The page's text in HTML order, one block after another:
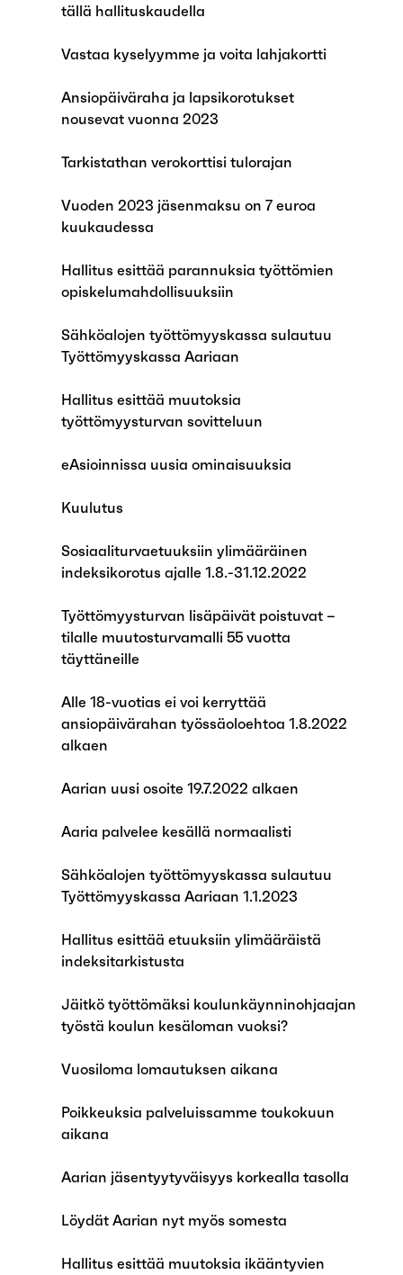
tällä hallituskaudella
Vastaa kyselyymme ja voita lahjakortti
Ansiopäiväraha ja lapsikorotukset
nousevat vuonna 2023
Tarkistathan verokorttisi tulorajan
Vuoden 2023 jäsenmaksu on 7 euroa
kuukaudessa
Hallitus esittää parannuksia työttömien
opiskelumahdollisuuksiin
Sähköalojen työttömyyskassa sulautuu
Työttömyyskassa Aariaan
Hallitus esittää muutoksia
työttömyysturvan sovitteluun
eAsioinnissa uusia ominaisuuksia
Kuulutus
Sosiaaliturvaetuuksiin ylimääräinen
indeksikorotus ajalle 1.8.-31.12.2022
Työttömyysturvan lisäpäivät poistuvat –
tilalle muutosturvamalli 55 vuotta
täyttäneille
Alle 18-vuotias ei voi kerryttää
ansiopäivärahan työssäoloehtoa 1.8.2022
alkaen
Aarian uusi osoite 19.7.2022 alkaen
Aaria palvelee kesällä normaalisti
Sähköalojen työttömyyskassa sulautuu
Työttömyyskassa Aariaan 1.1.2023
Hallitus esittää etuuksiin ylimääräistä
indeksitarkistusta
Jäitkö työttömäksi koulunkäynninohjaajan
työstä koulun kesäloman vuoksi?
Vuosiloma lomautuksen aikana
Poikkeuksia palveluissamme toukokuun
aikana
Aarian jäsentyytyväisyys korkealla tasolla
Löydät Aarian nyt myös somesta
Hallitus esittää muutoksia ikääntyvien